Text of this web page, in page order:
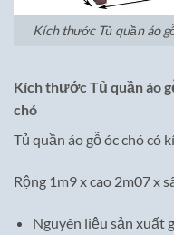
Kích thước Tủ quần áo
Kích thướcTủ quần áo
chó
Tủ quần áo gỗ óc chó có
Rộng 1m9 x cao 2m07 x
Nguyên liệu sản xuất